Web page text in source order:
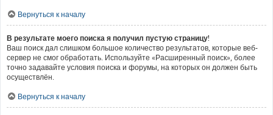
Вернуться к началу
В результате моего поиска я получил пустую страницу!
Ваш поиск дал слишком большое количество результатов, которые веб-
сервер не смог обработать. Используйте «Расширенный поиск», более
точно задавайте условия поиска и форумы, на которых он должен быть
осуществлён.
Вернуться к началу